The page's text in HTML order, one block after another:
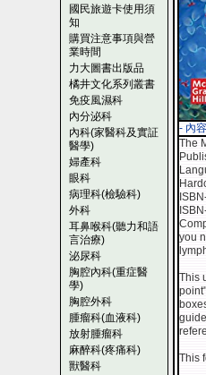
國民旅遊卡使用須
知
購買注意事項與營
業時間
力大圖書出版品
橘井文化系列叢書
免疫風濕科
內分泌科
內科(家醫科及實証
醫學)
婦產科
眼科
病理科(檢驗科)
外科
耳鼻喉科(聽力和語
言治療)
泌尿科
胸腔內科(重症醫
學)
胸腔外科
腫瘤科(血液科)
放射腫瘤科
麻醉科(疼痛科)
獸醫科
- 內
The
you
This
This